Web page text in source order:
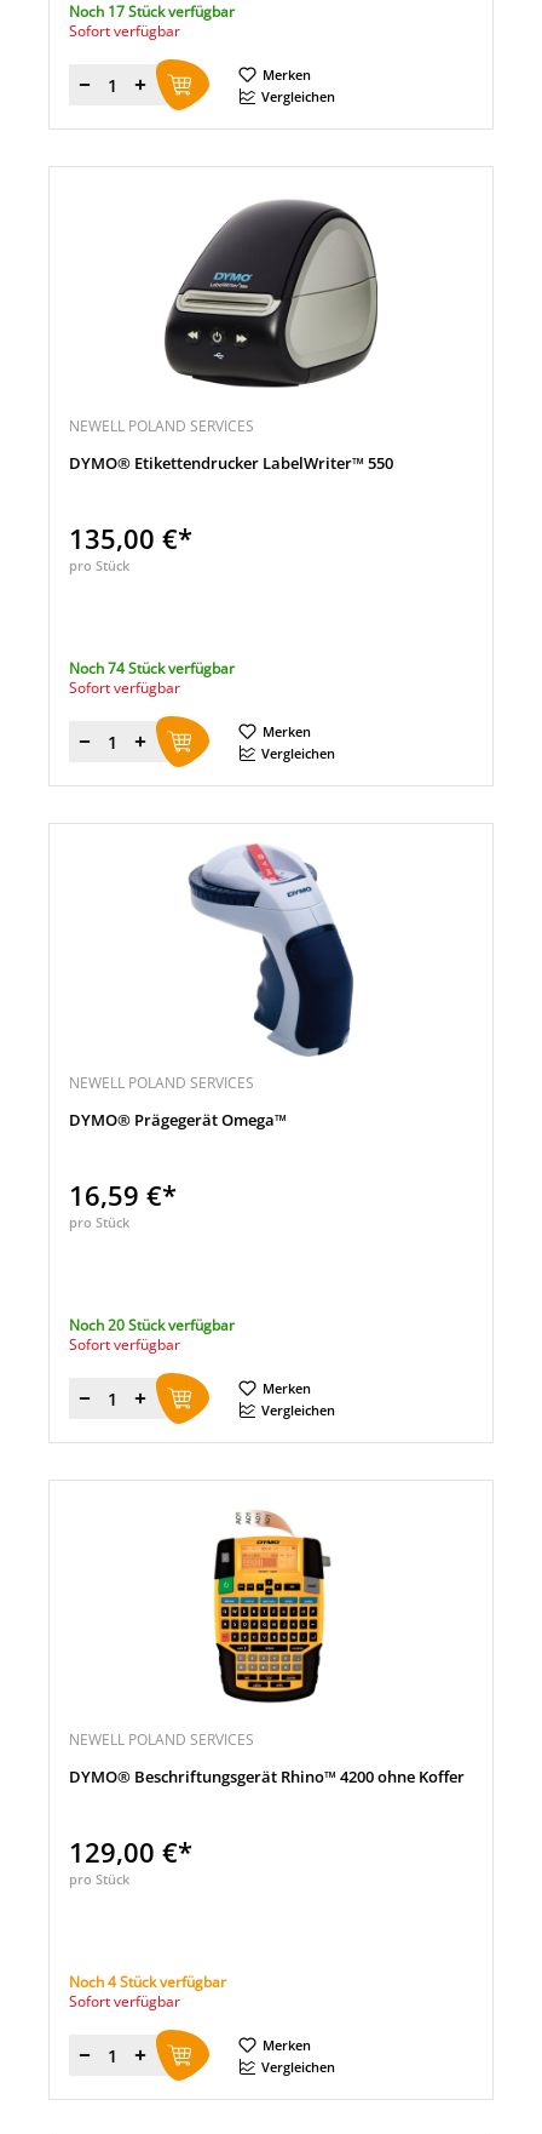
Noch 17 Stück verfügbar
Sofort verfügbar
Menge
Merken
Vergleichen
NEWELL POLAND SERVICES
DYMO® Etikettendrucker LabelWriter™ 550
135,00 €*
pro Stück
Noch 74 Stück verfügbar
Sofort verfügbar
Menge
Merken
Vergleichen
NEWELL POLAND SERVICES
DYMO® Prägegerät Omega™
16,59 €*
pro Stück
Noch 20 Stück verfügbar
Sofort verfügbar
Menge
Merken
Vergleichen
NEWELL POLAND SERVICES
DYMO® Beschriftungsgerät Rhino™ 4200 ohne Koffer
129,00 €*
pro Stück
Noch 4 Stück verfügbar
Sofort verfügbar
Menge
Merken
Vergleichen